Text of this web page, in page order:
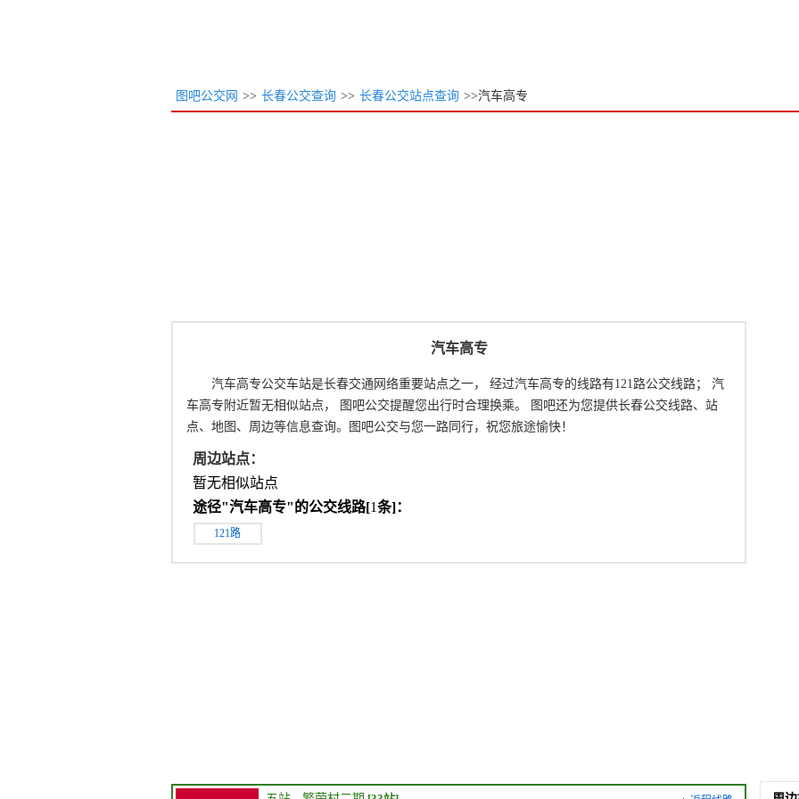
图吧公交网 >> 长春公交查询 >> 长春公交站点查询 >>汽车高专
汽车高专
汽车高专公交车站是长春交通网络重要站点之一， 经过汽车高专的线路有121路公交线路； 汽
车高专附近暂无相似站点， 图吧公交提醒您出行时合理换乘。 图吧还为您提供长春公交线路、站
点、地图、周边等信息查询。图吧公交与您一路同行，祝您旅途愉快！
周边站点：
暂无相似站点
途径"汽车高专"的公交线路[1条]：
121路